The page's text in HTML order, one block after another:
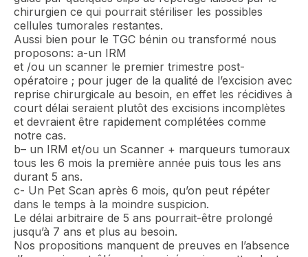
chirurgien ce qui pourrait stériliser les possibles
cellules tumorales restantes.
Aussi bien pour le TGC bénin ou transformé nous
proposons: a-un IRM
et /ou un scanner le premier trimestre post-
opératoire ; pour juger de la qualité de l’excision avec
reprise chirurgicale au besoin, en effet les récidives à
court délai seraient plutôt des excisions incomplètes
et devraient être rapidement complétées comme
notre cas.
b– un IRM et/ou un Scanner + marqueurs tumoraux
tous les 6 mois la première année puis tous les ans
durant 5 ans.
c- Un Pet Scan après 6 mois, qu’on peut répéter
dans le temps à la moindre suspicion.
Le délai arbitraire de 5 ans pourrait-être prolongé
jusqu’à 7 ans et plus au besoin.
Nos propositions manquent de preuves en l’absence